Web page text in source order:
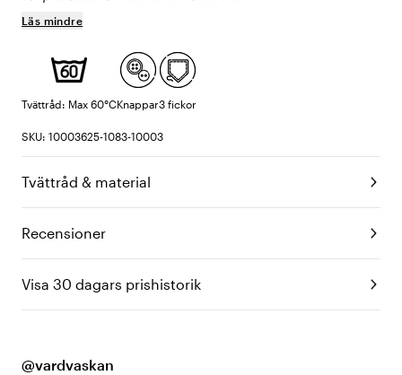
Läs mindre
Tvättråd: Max 60°CKnappar3 fickor
SKU: 10003625-1083-10003
Tvättråd & material
Recensioner
Visa 30 dagars prishistorik
@vardvaskan